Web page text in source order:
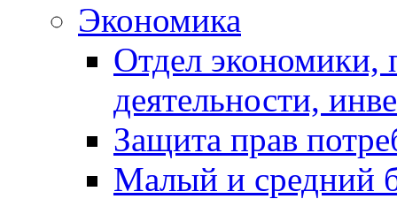
Экономика
Отдел экономики,
деятельности,
Защита прав
Малый и средний